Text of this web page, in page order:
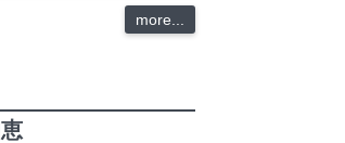
more...